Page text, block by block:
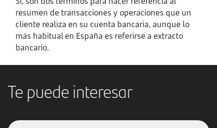
resumen de transacciones y operaciones que un
cliente realiza en su cuenta bancaria, aunque lo
más habitual en España es referirse a extracto
bancario.
Te puede interesar